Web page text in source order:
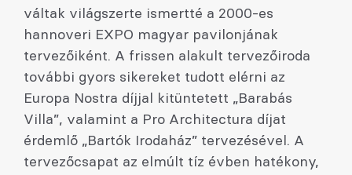
váltak világszerte ismertté a 2000-es
hannoveri EXPO magyar pavilonjának
tervezőiként. A frissen alakult tervezőiroda
további gyors sikereket tudott elérni az
Europa Nostra díjjal kitüntetett „Barabás
Villa”, valamint a Pro Architectura díjat
érdemlő „Bartók Irodaház” tervezésével. A
tervezőcsapat az elmúlt tíz évben hatékony,